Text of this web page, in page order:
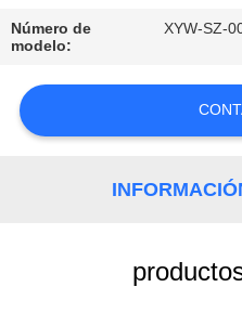
CONTÁCTENOS
PIDA
UNA
Número de
modelo:
XYW-SZ-